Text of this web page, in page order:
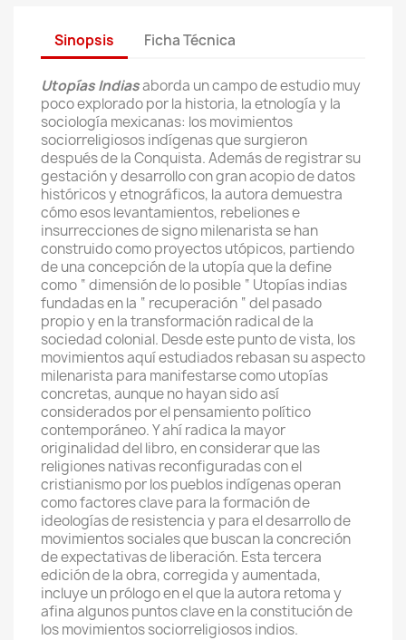
Sinopsis Ficha Técnica
Utopías Indiasaborda un campo de estudio muy
poco explorado por la historia, la etnología y la
sociología mexicanas: los movimientos
sociorreligiosos indígenas que surgieron
después de la Conquista. Además de registrar su
gestación y desarrollo con gran acopio de datos
históricos y etnográficos, la autora demuestra
cómo esos levantamientos, rebeliones e
insurrecciones de signo milenarista se han
construido como proyectos utópicos, partiendo
de una concepción de la utopía que la define
como “ dimensión de lo posible “ Utopías indias
fundadas en la “ recuperación “ del pasado
propio y en la transformación radical de la
sociedad colonial. Desde este punto de vista, los
movimientos aquí estudiados rebasan su aspecto
milenarista para manifestarse como utopías
concretas, aunque no hayan sido así
considerados por el pensamiento político
contemporáneo. Y ahí radica la mayor
originalidad del libro, en considerar que las
religiones nativas reconfiguradas con el
cristianismo por los pueblos indígenas operan
como factores clave para la formación de
ideologías de resistencia y para el desarrollo de
movimientos sociales que buscan la concreción
de expectativas de liberación. Esta tercera
edición de la obra, corregida y aumentada,
incluye un prólogo en el que la autora retoma y
afina algunos puntos clave en la constitución de
los movimientos sociorreligiosos indios.